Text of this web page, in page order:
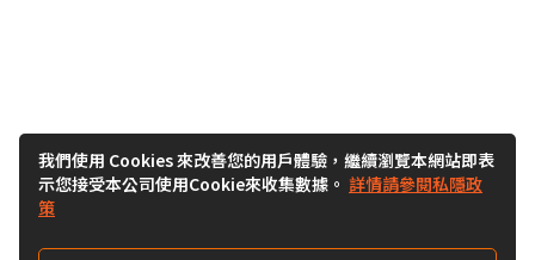
我們使用 Cookies 來改善您的用戶體驗，繼續瀏覽本網站即表
示您接受本公司使用Cookie來收集數據。 詳情請參閱私隱政
策